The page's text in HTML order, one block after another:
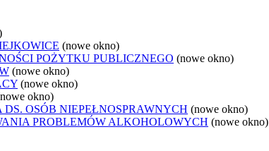
(nowe okno)
POŻYTKU PUBLICZNEGO (nowe okno)
(nowe okno)
(nowe okno)
okno)
OSÓB NIEPEŁNOSPRAWNYCH (nowe okno)
PROBLEMÓW ALKOHOLOWYCH (nowe okno)